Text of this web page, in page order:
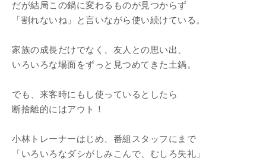
だが結局この鍋に変わるものが見つからず
「割れないね」と言いながら使い続けている。
家族の成長だけでなく、友人との思い出、
いろいろな場面をずっと見つめてきた土鍋。
でも、来客時にもし使っているとしたら
断捨離的にはアウト！
小林トレーナーはじめ、番組スタッフにまで
「いろいろなダシがしみこんで、むしろ失礼」